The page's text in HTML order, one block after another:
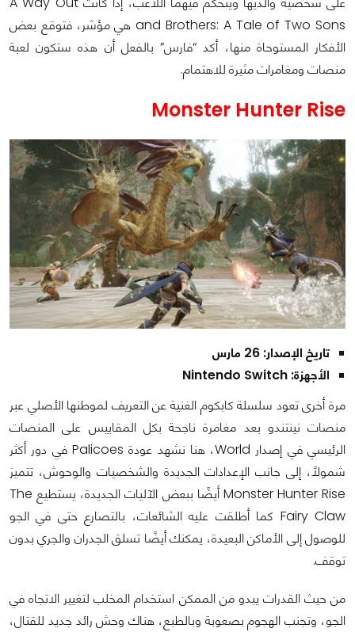
and Brothers: A Tale of Two Sons هي مؤشر، فتوقع بعض
الأفكار المستوحاة منها، أكد “فارس” بالفعل أن هذه ستكون لعبة
منصات ومغامرات مثيرة للاهتمام.
Monster Hunter Rise
تاريخ الإصدار: 26 مارس
الأجهزة: Nintendo Switch
مرة أخرى تعود سلسلة كابكوم الغنية عن التعريف لموطنها الأصلي عبر
منصات نينتندو بعد مغامرة ناجحة بكل المقاييس على المنصات
الرئيسي في إصدار World، هنا نشهد عودة Palicoes في دور أكثر
شمولاً، إلى جانب الإعدادات الجديدة والشخصيات والوحوش، تتميز
Monster Hunter Rise أيضًا ببعض الآليات الجديدة، يستطيع The
Fairy Claw كما أطلقت عليه الشائعات، بالتصارع حتى في الجو
للوصول إلى الأماكن البعيدة، يمكنك أيضًا تسلق الجدران والجري بدون
توقف.
من حيث القدرات يبدو من الممكن استخدام المخلب لتغيير الاتجاه في
الجو، وتجنب الهجوم بصعوبة وبالطبع، هناك وحش رائد جديد للقتال،